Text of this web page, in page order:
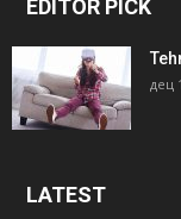
EDITOR PICK
дец
LATEST